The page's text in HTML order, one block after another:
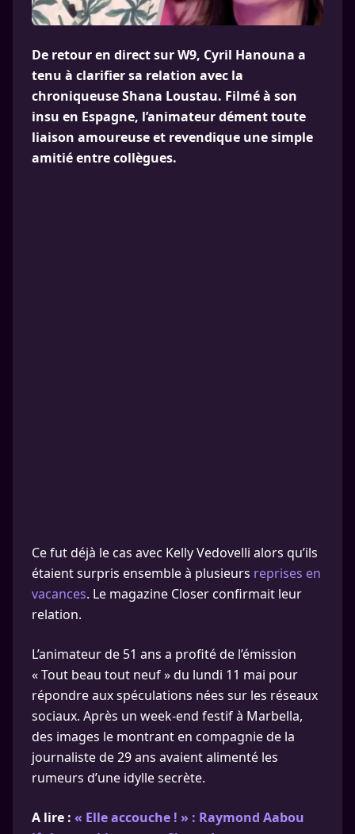
De retour en direct sur W9, Cyril Hanouna a
tenu à clarifier sa relation avec la
chroniqueuse Shana Loustau. Filmé à son
insu en Espagne, l’animateur dément toute
liaison amoureuse et revendique une simple
amitié entre collègues.
Ce fut déjà le cas avec Kelly Vedovelli alors qu’ils
étaient surpris ensemble à plusieurs reprises en
vacances. Le magazine Closer confirmait leur
relation.
L’animateur de 51 ans a profité de l’émission
« Tout beau tout neuf » du lundi 11 mai pour
répondre aux spéculations nées sur les réseaux
sociaux. Après un week-end festif à Marbella,
des images le montrant en compagnie de la
journaliste de 29 ans avaient alimenté les
rumeurs d’une idylle secrète.
A lire : « Elle accouche ! » : Raymond Aabou